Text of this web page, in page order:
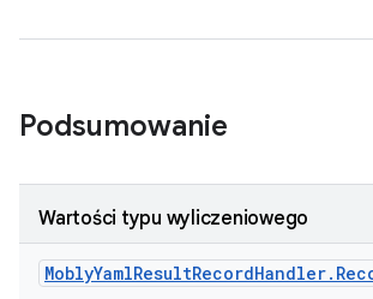
Podsumowanie
Wartości typu wyliczeniowego
MoblyYamlResultRecordHandler.